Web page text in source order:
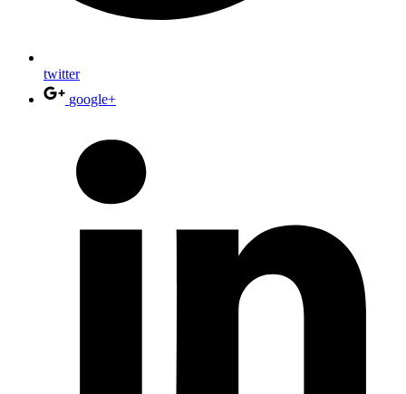
twitter
google+